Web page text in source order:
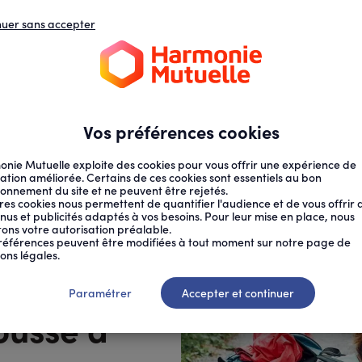
à
Vos préférences cookies
Mutuelle exploite des cookies pour vous offrir une expérience de
améliorée. Certains de ces cookies sont essentiels au bon
du site et ne peuvent être rejetés.
cookies nous permettent de quantifier l'audience et de vous offrir
et publicités adaptés à vos besoins. Pour leur mise en place, nous
votre autorisation préalable.
peuvent être modifiées à tout moment sur notre page de
légales.
sans accepter
Paramétrer Accepter et continuer